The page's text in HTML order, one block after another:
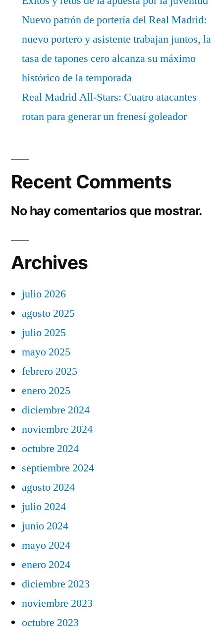
Nuevo patrón de portería del Real Madrid:
nuevo portero y asistente trabajan juntos, la
tasa de tapones cero alcanza su máximo
histórico de la temporada
Real Madrid All-Stars: Cuatro atacantes
rotan para generar un frenesí goleador
Recent Comments
No hay comentarios que mostrar.
Archives
julio 2026
agosto 2025
julio 2025
mayo 2025
febrero 2025
enero 2025
diciembre 2024
noviembre 2024
octubre 2024
septiembre 2024
agosto 2024
julio 2024
junio 2024
mayo 2024
enero 2024
diciembre 2023
noviembre 2023
octubre 2023